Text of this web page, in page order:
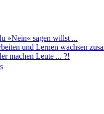
»Nein« sagen willst ...
und Lernen wachsen
machen Leute ... ?!